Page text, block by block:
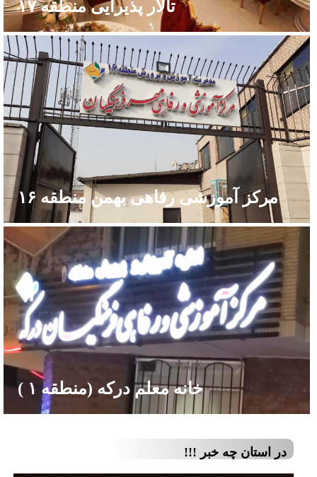
تالار پذیرایی منطقه ۱۷
مرکز آموزشی رفاهی بهمن منطقه ۱۶
خانه معلم درکه (منطقه ۱ )
در استان چه خبر !!!